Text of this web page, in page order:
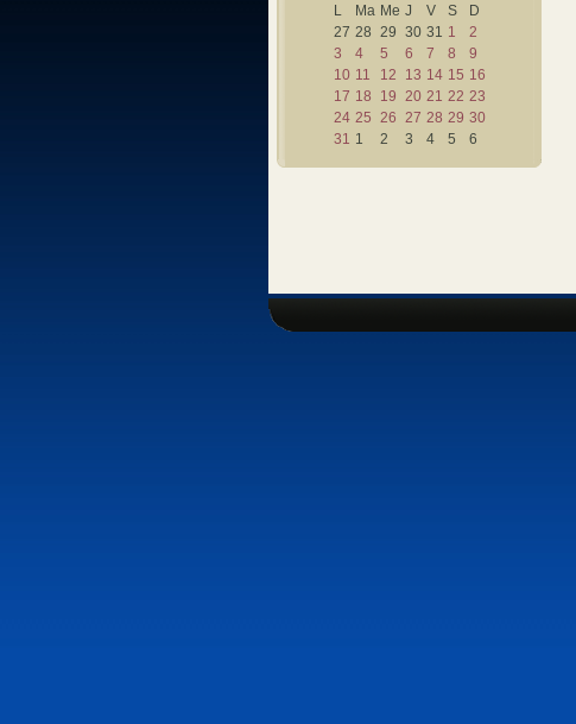
L
Ma Me J V S
D
27 28 29 30 31 1
2
3
4 5 6 7 8
9
10 11 12 13 14 15 16
17 18 19 20 21 22 23
24 25 26 27 28 29 30
31 1 2 3 4 5 6